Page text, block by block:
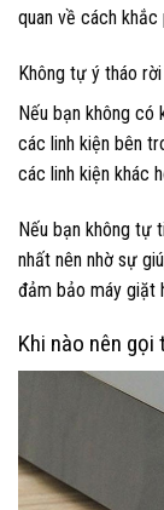
quan về cách khắc
Không tự ý tháo
Nếu bạn không có
các linh kiện bên
các linh kiện khác
Nếu bạn không tự
nhất nên nhờ sự
đảm bảo máy giặt
Khi nào nên